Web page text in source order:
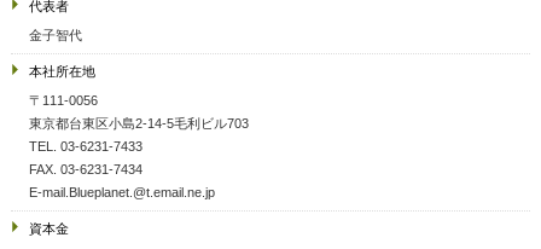
代表者
金子智代
本社所在地
〒111-0056
東京都台東区小島2-14-5毛利ビル703
TEL. 03-6231-7433
FAX. 03-6231-7434
E-mail.Blueplanet.@t.email.ne.jp
資本金